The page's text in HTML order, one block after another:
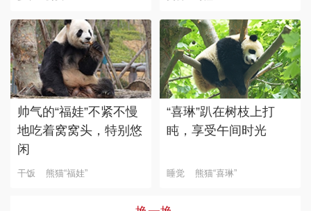
帅气的“福娃”不紧不慢
地吃着窝窝头，特别悠
闲
干饭 熊猫“福娃”
“喜琳”趴在树枝上打
盹，享受午间时光
睡觉 熊猫“喜琳”